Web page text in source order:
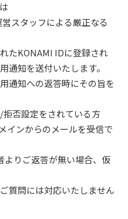
スタッフによる厳正なる
たKONAMI IDに登録され
通知を送付いたします。
通知への返答時にその旨を
拒否設定をされている方
インからのメールを受信で
よりご返答が無い場合、仮
質問には対応いたしません